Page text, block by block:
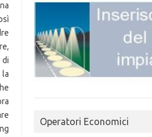
di
la
Operatori Economici